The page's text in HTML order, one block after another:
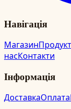
Навігація
Магазин
насКонтакти
Інформація
ДоставкаОплата